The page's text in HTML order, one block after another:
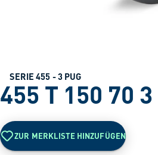
SERIE 455 - 3 PUG
455 T 150 70 3
ZUR MERKLISTE HINZUFÜGEN